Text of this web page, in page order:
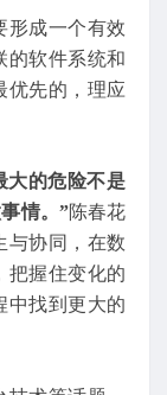
形成一个有效
的软件系统和
优先的，理应
大的危险不是
情。”陈春花
与协同，在数
把握住变化的
中找到更大的